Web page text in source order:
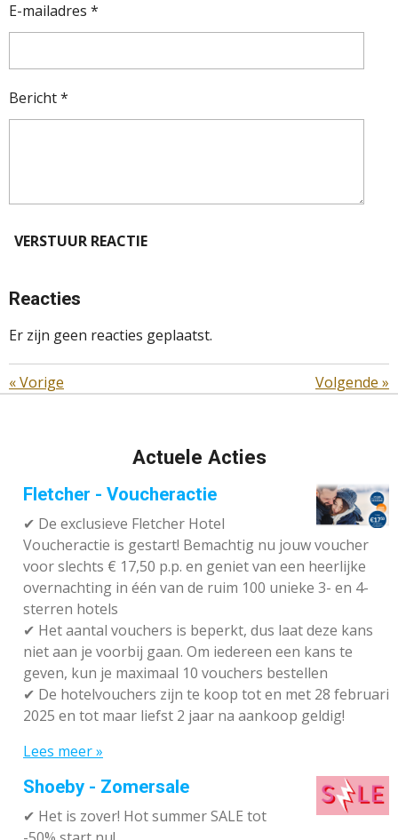
E-mailadres *
Bericht *
VERSTUUR REACTIE
Reacties
Er zijn geen reacties geplaatst.
«Vorige Volgende »
Actuele Acties
Fletcher - Voucheractie
✔ De exclusieve Fletcher Hotel
Voucheractie is gestart! Bemachtig nu jouw voucher
voor slechts € 17,50 p.p. en geniet van een heerlijke
overnachting in één van de ruim 100 unieke 3- en 4-
sterren hotels
✔ Het aantal vouchers is beperkt, dus laat deze kans
niet aan je voorbij gaan. Om iedereen een kans te
geven, kun je maximaal 10 vouchers bestellen
✔ De hotelvouchers zijn te koop tot en met 28 februari
2025 en tot maar liefst 2 jaar na aankoop geldig!
Lees meer »
Shoeby - Zomersale
✔ Het is zover! Hot summer SALE tot